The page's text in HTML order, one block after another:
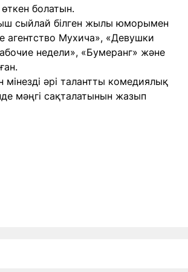
болатын.
сыйлай білген жылы юморымен
агентство Мухича», «Девушки
недели», «Бумеранг» және
әрі талантты комедиялық
мәңгі сақталатынын жазып